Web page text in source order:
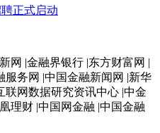
正式启动
网 |金融界银行 |东方财富网 |
服务网 |中国金融新闻网 |新华
联网数据研究资讯中心 |中金
理财 |中国网金融 |中国金融